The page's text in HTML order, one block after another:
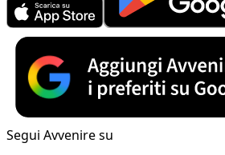
Segui Avvenire su